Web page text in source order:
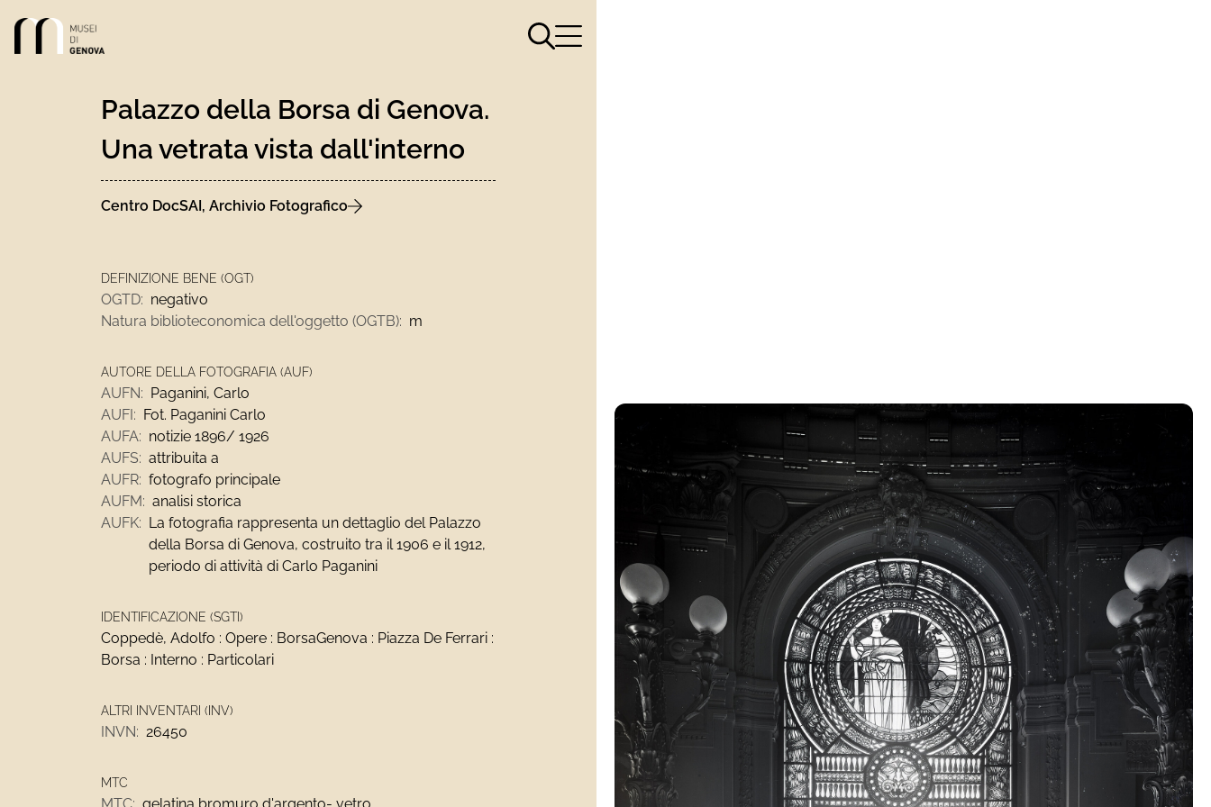
Link alla homepage Apri il menù di ricerca
Apri il menù di navigazione
Palazzo della Borsa di Genova.
Una vetrata vista dall'interno
Centro DocSAI, Archivio Fotografico
DEFINIZIONE BENE (OGT)
OGTD: negativo
Natura biblioteconomica dell'oggetto (OGTB): m
AUTORE DELLA FOTOGRAFIA (AUF)
AUFN: Paganini, Carlo
AUFI: Fot. Paganini Carlo
AUFA: notizie 1896/ 1926
AUFS: attribuita a
AUFR: fotografo principale
AUFM: analisi storica
AUFK: La fotografia rappresenta un dettaglio del Palazzo
della Borsa di Genova, costruito tra il 1906 e il 1912,
periodo di attività di Carlo Paganini
IDENTIFICAZIONE (SGTI)
Coppedè, Adolfo : Opere : BorsaGenova : Piazza De Ferrari :
Borsa : Interno : Particolari
ALTRI INVENTARI (INV)
INVN: 26450
MTC